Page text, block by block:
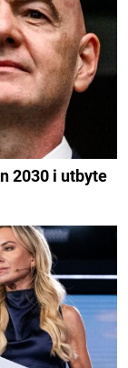
2030 i utbyte